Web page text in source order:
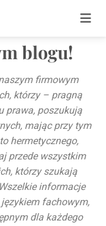
blogu!
firmowym
którzy – pragną
prawa, poszukują
mając przy tym
hermetycznego,
przede wszystkim
którzy szukają
informacje
fachowym,
dla każdego